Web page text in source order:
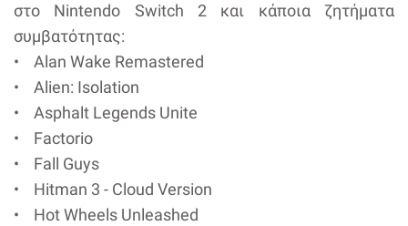
στο Nintendo Switch 2 και κάποια ζητήματα
συμβατότητας:
• Alan Wake Remastered
• Alien: Isolation
• Asphalt Legends Unite
• Factorio
• Fall Guys
• Hitman 3 - Cloud Version
• Hot Wheels Unleashed